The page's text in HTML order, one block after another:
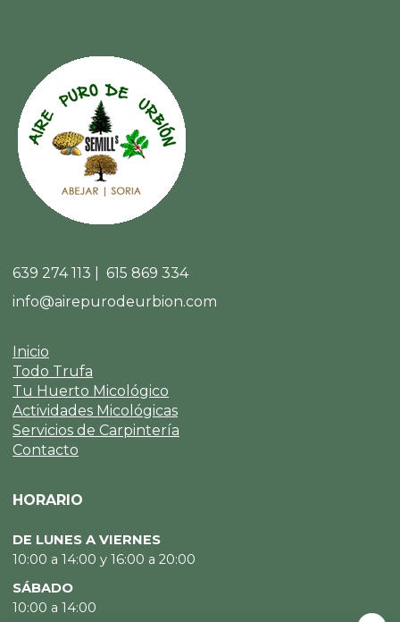
639 274 113 | 615 869 334
info@airepurodeurbion.com
Inicio
Todo Trufa
Tu Huerto Micológico
Actividades Micológicas
Servicios de Carpintería
Contacto
HORARIO
DE LUNES A VIERNES
10:00 a 14:00 y 16:00 a 20:00
SÁBADO
10:00 a 14:00